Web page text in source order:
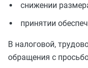
снижении
принятии
В налоговой,
обращения с